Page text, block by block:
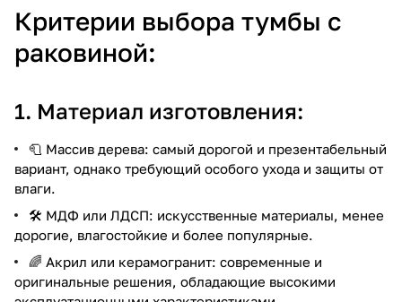
Критерии выбора тумбы с
раковиной:
1. Материал изготовления:
🧻 Массив дерева: самый дорогой и презентабельный
вариант, однако требующий особого ухода и защиты от
влаги.
🛠️ МДФ или ЛДСП: искусственные материалы, менее
дорогие, влагостойкие и более популярные.
🌈 Акрил или керамогранит: современные и
оригинальные решения, обладающие высокими